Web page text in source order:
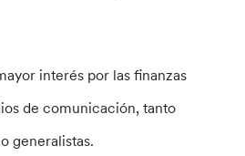
interés por las finanzas
de comunicación, tanto
generalistas.